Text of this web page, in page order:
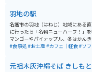
羽地の駅
名護市の羽地（はねじ）地域にある
に行ったら「名物ニューハーフ！」
マンゴーやパイナップル、冬はかん
おいしい南国果物が味わえます。市場
めます。
#食事処 #お土産#カフェ｜軽食#ソ
元祖木灰沖縄そば きしも